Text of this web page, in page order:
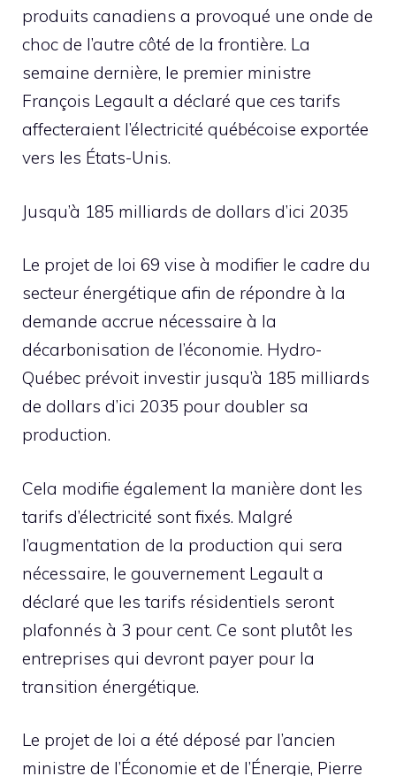
produits canadiens a provoqué une onde de
choc de l’autre côté de la frontière. La
semaine dernière, le premier ministre
François Legault a déclaré que ces tarifs
affecteraient l’électricité québécoise exportée
vers les États-Unis.
Jusqu’à 185 milliards de dollars d’ici 2035
Le projet de loi 69 vise à modifier le cadre du
secteur énergétique afin de répondre à la
demande accrue nécessaire à la
décarbonisation de l’économie. Hydro-
Québec prévoit investir jusqu’à 185 milliards
de dollars d’ici 2035 pour doubler sa
production.
Cela modifie également la manière dont les
tarifs d’électricité sont fixés. Malgré
l’augmentation de la production qui sera
nécessaire, le gouvernement Legault a
déclaré que les tarifs résidentiels seront
plafonnés à 3 pour cent. Ce sont plutôt les
entreprises qui devront payer pour la
transition énergétique.
Le projet de loi a été déposé par l’ancien
ministre de l’Économie et de l’Énergie, Pierre